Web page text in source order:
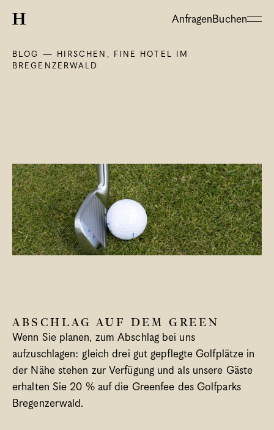
Anfragen Buchen
About
Hotel
Was ist wann los?
Meetings & Gruppen
Blog
BLOG — HIRSCHEN, FINE HOTEL IM
BREGENZERWALD
ABSCHLAG AUF DEM GREEN
Wenn Sie planen, zum Abschlag bei uns
aufzuschlagen: gleich drei gut gepflegte Golfplätze in
der Nähe stehen zur Verfügung und als unsere Gäste
erhalten Sie 20 % auf die Greenfee des Golfparks
Bregenzerwald.